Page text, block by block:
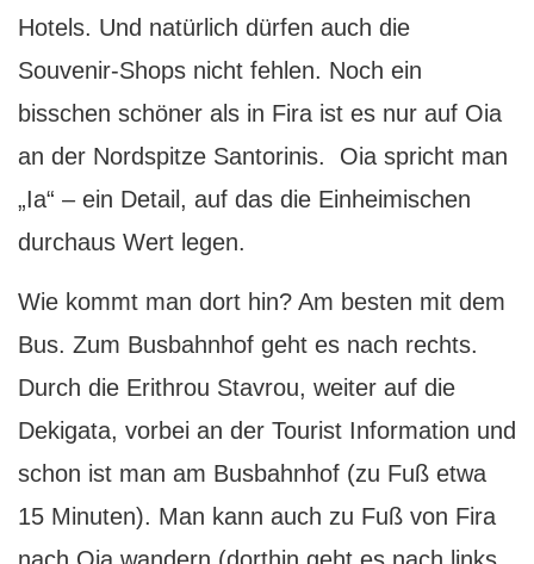
Hotels. Und natürlich dürfen auch die
Souvenir-Shops nicht fehlen. Noch ein
bisschen schöner als in Fira ist es nur auf Oia
an der Nordspitze Santorinis. Oia spricht man
„Ia“ – ein Detail, auf das die Einheimischen
durchaus Wert legen.
Wie kommt man dort hin? Am besten mit dem
Bus. Zum Busbahnhof geht es nach rechts.
Durch die Erithrou Stavrou, weiter auf die
Dekigata, vorbei an der Tourist Information und
schon ist man am Busbahnhof (zu Fuß etwa
15 Minuten). Man kann auch zu Fuß von Fira